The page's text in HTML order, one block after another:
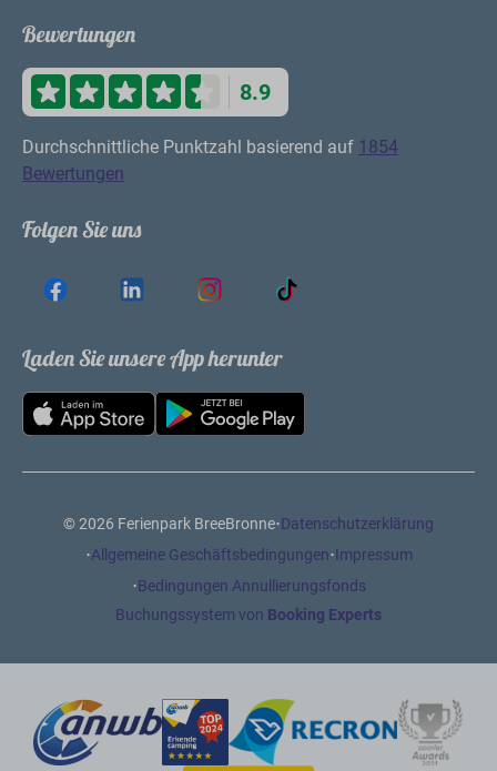
Bewertungen
8.9
Durchschnittliche Punktzahl basierend auf 1854
Bewertungen
Folgen Sie uns
Laden Sie unsere App herunter
© 2026 Ferienpark BreeBronne·Datenschutzerklärung
·Allgemeine Geschäftsbedingungen·Impressum
·Bedingungen Annullierungsfonds
Buchungssystem von Booking Experts